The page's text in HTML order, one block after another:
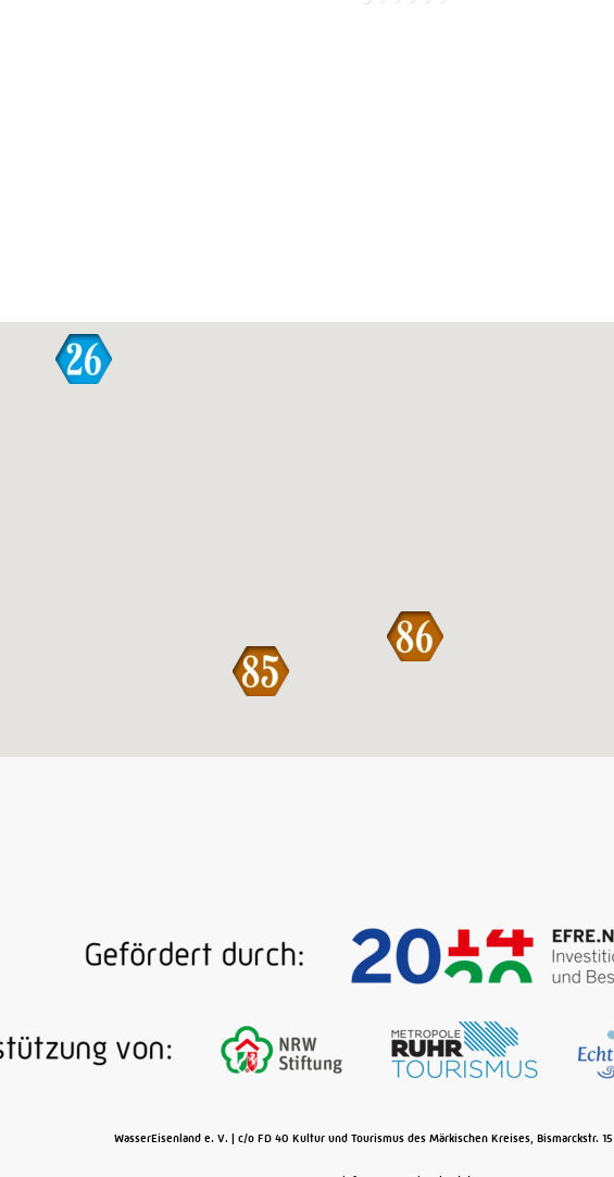
WasserEisenland e. V. c/o FD 40 Kultur und Tourismus des Märkischen Kreises, Bismarckstr. 15